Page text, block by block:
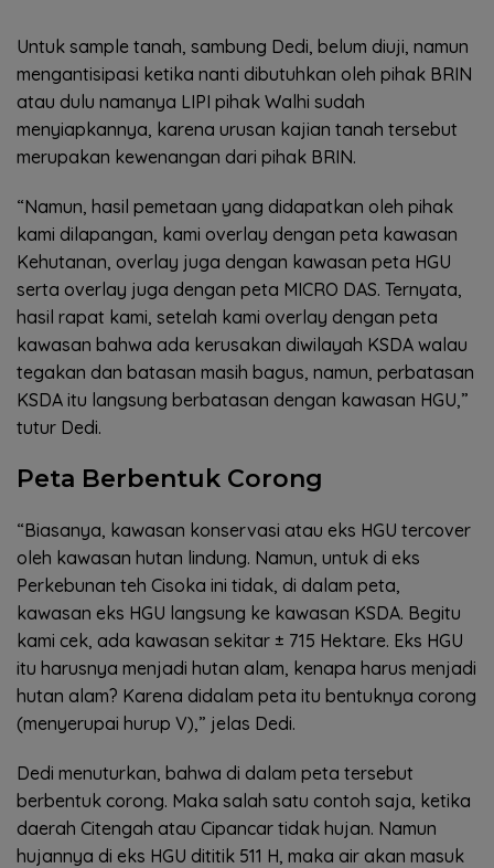
Untuk sample tanah, sambung Dedi, belum diuji, namun
mengantisipasi ketika nanti dibutuhkan oleh pihak BRIN
atau dulu namanya LIPI pihak Walhi sudah
menyiapkannya, karena urusan kajian tanah tersebut
merupakan kewenangan dari pihak BRIN.
“Namun, hasil pemetaan yang didapatkan oleh pihak
kami dilapangan, kami overlay dengan peta kawasan
Kehutanan, overlay juga dengan kawasan peta HGU
serta overlay juga dengan peta MICRO DAS. Ternyata,
hasil rapat kami, setelah kami overlay dengan peta
kawasan bahwa ada kerusakan diwilayah KSDA walau
tegakan dan batasan masih bagus, namun, perbatasan
KSDA itu langsung berbatasan dengan kawasan HGU,”
tutur Dedi.
Peta Berbentuk Corong
“Biasanya, kawasan konservasi atau eks HGU tercover
oleh kawasan hutan lindung. Namun, untuk di eks
Perkebunan teh Cisoka ini tidak, di dalam peta,
kawasan eks HGU langsung ke kawasan KSDA. Begitu
kami cek, ada kawasan sekitar ± 715 Hektare. Eks HGU
itu harusnya menjadi hutan alam, kenapa harus menjadi
hutan alam? Karena didalam peta itu bentuknya corong
(menyerupai hurup V),” jelas Dedi.
Dedi menuturkan, bahwa di dalam peta tersebut
berbentuk corong. Maka salah satu contoh saja, ketika
daerah Citengah atau Cipancar tidak hujan. Namun
hujannya di eks HGU dititik 511 H, maka air akan masuk